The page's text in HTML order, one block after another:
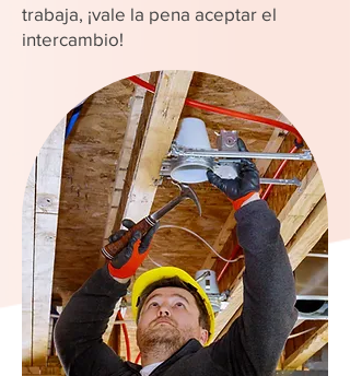
trabaja, ¡vale la pena aceptar el
intercambio!